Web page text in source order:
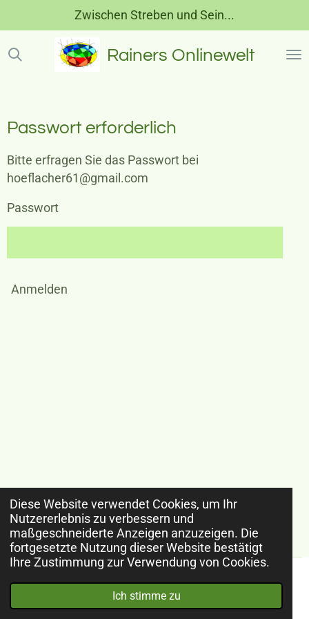
Diese Website verwendet Cookies, um Ihr
Nutzererlebnis zu verbessern und
maßgeschneiderte Anzeigen anzuzeigen. Die
fortgesetzte Nutzung dieser Website bestätigt
Ihre Zustimmung zur Verwendung von Cookies.
Ich stimme zu
Hauptinhalt
springen
Rainers Onlinewelt
Zwischen Streben und Sein...
Passwort erforderlich
Bitte erfragen Sie das Passwort bei
hoeflacher61@gmail.com
Passwort
Anmelden
© 2024 - 2026 Rainers Onlinewelt
Webador